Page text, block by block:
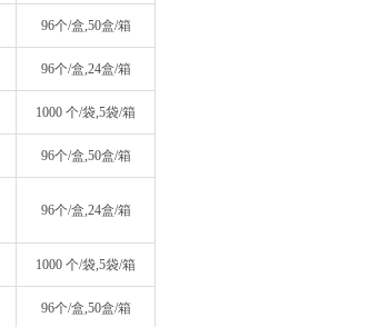
96个/盒,50盒/箱
96个/盒,24盒/箱
1000 个/袋,5袋/箱
96个/盒,50盒/箱
96个/盒,24盒/箱
1000 个/袋,5袋/箱
96个/盒,50盒/箱